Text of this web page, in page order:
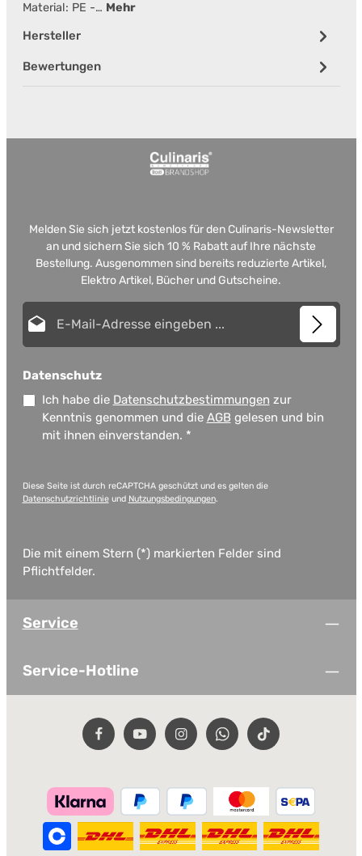
Material: PE -… Mehr
Hersteller
Bewertungen
Melden Sie sich jetzt kostenlos für den Culinaris-Newsletter
an und sichern Sie sich 10 % Rabatt auf Ihre nächste
Bestellung. Ausgenommen sind bereits reduzierte Artikel,
Elektro Artikel, Bücher und Gutscheine.
Datenschutz
Ich habe die Datenschutzbestimmungen zur
Kenntnis genommen und die AGB gelesen und bin
mit ihnen einverstanden. *
Diese Seite ist durch reCAPTCHA geschützt und es gelten die
Datenschutzrichtlinieund Nutzungsbedingungen.
Die mit einem Stern (*) markierten Felder sind
Pflichtfelder.
Service
Service-Hotline